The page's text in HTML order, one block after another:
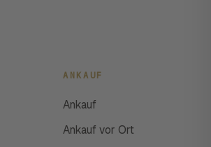
ANKAUF
Ankauf
Ankauf vor Ort